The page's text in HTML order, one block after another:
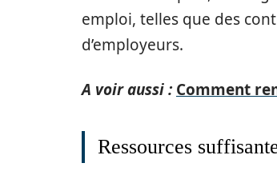
emploi, telles que des
d’employeurs.
A voir aussi : Comment
Ressources